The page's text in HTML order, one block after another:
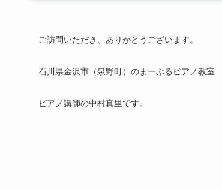
ご訪問いただき、ありがとうございます。
石川県金沢市（泉野町）のまーぶるピアノ教室
ピアノ講師の中村真里です。